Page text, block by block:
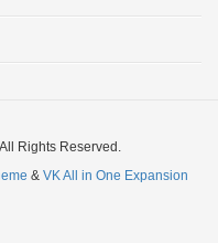
意なく第三者に対して
権利、利益、名誉、信
当事務所が判断した場
Rights Reserved.
& VK All in One Expansion